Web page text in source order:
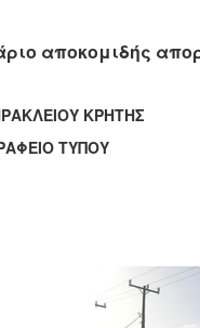
αποκομιδής
ΚΡΗΤΗΣ
ΤΥΠΟΥ